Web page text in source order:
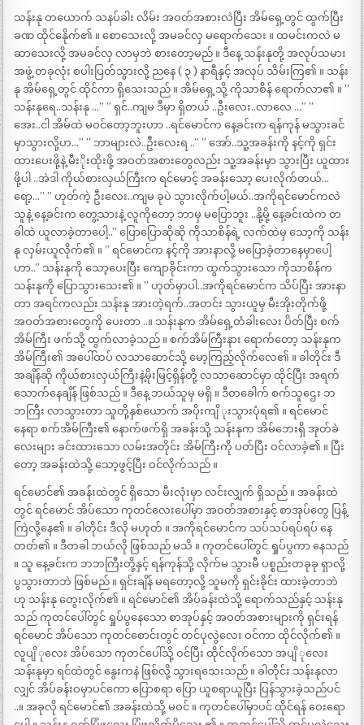
သန်းနု တယောက် သနပ်ခါး လိမ်း အဝတ်အစားလဲပြီး အိမ်ရှေ့တွင် ထွက်ပြီး
ခဏ ထိုင်နေိုက်၏ ။ စောသေးလို့ အမခင်လှ မရောက်သေး ။ ထမင်းကလဲ မ
ဆာသေးလို့ အမခင်လှ လာမှဘဲ စားတော့မည် ။ ဒီနေ့ သန်းနုတို့ အလုပ်သမား
အဖွဲ့ တခုလုံး စပါးပြတ်သွားလို့ ညနေ ( ၃ ) နာရီနှင့် အလုပ် သိမ်းကြ၏ ။ သန်း
နု အိမ်ရှေ့တွင် ထိုင်ကာ ရှိသေးသည် ။ အိမ်ရှေ့သို့ ကိုသာစိန် ရောက်လာ၏ ။ ”
သန်းနုရေ..သန်းနု …” ” ရှင်..ကျမ ဒီမှာ ရှိတယ် ..ဦးလေး..လာလေ …” ”
အေး..ငါ အိမ်ထဲ မဝင်တော့ဘူးဟာ ..ရင်မောင်က နေ့ခင်းက ရန်ကုန် မသွားခင်
မှာသွားလို့ဟ…” ” ဘာများလဲ..ဦးလေးရ ..” ” အော်..သူ့အခန်းကို နင့်ကို ရှင်း
ထားပေးဖို့နဲ့ မီးိုးထိုးဖို့ အဝတ်အစားတွေလည်း သူ့အခန်းမှာ သွားပြီး ယူထား
ဖို့ပါ ..အဲဒါ ကိုယ်စားလှယ်ကြီးက ရင်မောင့် အခန်းသော့ ပေးလိုက်တယ်…
ရော့…” ” ဟုတ်ကဲ့ ဦးလေး..ကျမ ခုပဲ သွားလိုက်ပါ့မယ်..အကိုရင်မောင်ကလဲ
သူနဲ့ နေ့ခင်းက တွေ့သားနဲ့ လူကိုတော့ ဘာမှ မပြောဘူး ..နို့မို့ နေ့ခင်းထဲက တ
ခါထဲ ယူလာခဲ့တာပေါ့..” ပြောပြောဆိုဆို ကိုသာစိန်ရဲ့ လက်ထဲမှ သော့ကို သန်း
နု လှမ်းယူလိုက်၏ ။ ” ရင်မောင်က နင့်ကို အားနာလို့ မပြောခဲ့တာနေမှာပေါ့
ဟာ..” သန်းနုကို သော့ပေးပြီး ကျောခိုင်းကာ ထွက်သွားသော ကိုသာစိန်က
သန်းနုကို ပြောသွားသေး၏ ။ ” ဟုတ်မှာပါ..အကိုရင်မောင်က သိပ်ပြီး အားနာ
တာ အရင်ကလည်း သန်းနု အားတဲ့ရက်..အတင်း သွားယူမှ မီးအိုးတိုက်ဖို့
အဝတ်အစားတွေကို ပေးတာ ..။ သန်းနုက အိမ်ရှေ့တံခါးလေး ပိတ်ပြီး စက်
အိမ်ကြီး ဖက်သို့ ထွက်လာခဲ့သည် ။ စက်အိမ်ကြီးနား ရောက်တော့ သန်းနုက
အိမ်ကြီး၏ အပေါ်ထပ် လသာဆောင်သို့ မော့ကြည့်လိုက်လေ၏ ။ ခါတိုင်း ဒီ
အချိန်ဆို ကိုယ်စားလှယ်ကြီးနဲ့မိုးမြင့်ရှိန်တို့ လသာဆောင်မှာ ထိုင်ပြီး အရက်
သောက်နေချိန် ဖြစ်သည် ။ ဒီနေ့ ဘယ်သူမှ မရှိ ။ ဒီတခေါက် စက်သူဌေး ဘ
ဘကြီး လာသွားတာ သူတို့နှစ်ယောက် အပိုးကျိ ုးသွားပုံရ၏ ။ ရင်မောင်
နေရာ စက်အိမ်ကြီး၏ နောက်ဖက်ရှိ အခန်းသို့ သန်းနုက အိမ်ဘေးရှိ အုတ်ခဲ
လေးများ ခင်းထားသော လမ်းအတိုင်း အိမ်ကြီးကို ပတ်ပြီး ဝင်လာခဲ့၏ ။ ပြီး
တော့ အခန်းထဲသို့ သော့ဖွင့်ပြီး ဝင်လိုက်သည် ။
ရင်မောင်၏ အခန်းထဲတွင် ရှိသော မီးလုံးမှာ လင်းလျှက် ရှိသည် ။ အခန်းထဲ
တွင် ရင်မောင် အိပ်သော ကုတင်လေးပေါ်မှာ အဝတ်အစားနှင့် စာအုပ်တွေ ပြန့်
ကြဲလို့နေ၏ ။ ခါတိုင်း ဒီလို မဟုတ် ။ အကိုရင်မောင်က သပ်သပ်ရပ်ရပ် နေ
တတ်၏ ။ ဒီတခါ ဘယ်လို ဖြစ်သည် မသိ ။ ကုတင်ပေါ်တွင် ရှုပ်ပွကာ နေသည်
။ သူ နေ့ခင်းက ဘဘကြီးတို့နှင့် ရန်ကုန်သို့ လိုက်မ သွားမီ ပစ္စည်းတခုခု ရှာလို့
ပွသွားတာဘဲ ဖြစ်မည် ။ ရှင်းချိန် မရတော့လို့ သူမကို ရှင်းခိုင်း ထားခဲ့တာဘဲ
ဟု သန်းနု တွေးလိုက်၏ ။ ရင်မောင်၏ အိပ်ခန်းထဲသို့ ရောက်သည်နှင့် သန်းနု
သည် ကုတင်ပေါ်တွင် ရှုပ်ပွနေသော စာအုပ်နှင့် အဝတ်အစားများကို ရှင်းရန်
ရင်မောင် အိပ်သော ကုတင်စောင်းတွင် တင်ပုလွဲလေး ဝင်ကာ ထိုင်လိုက်၏ ။
လူပျိ ုလေး အိပ်သော ကုတင်ပေါ်သို့ ဝင်ပြီး ထိုင်လိုက်သော အပျိ ုလေး
သန်းနုမှာ ရင်ထဲတွင် နွေးကနဲ ဖြစ်လို့ သွားရသေးသည် ။ ခါတိုင်း သန်းနုလာ
လျှင် အိပ်ခန်းဝမှာပင်ကော ပြောစရာ ပြော ယူစရာယူပြီး ပြန်သွားခဲ့သည်ပင်
..။ အခုလို ရင်မောင်၏ အခန်းထဲသို့ မဝင် ။ ကုတင်ပေါ်မှာပင် ထိုင်ရန် ဝေးရော